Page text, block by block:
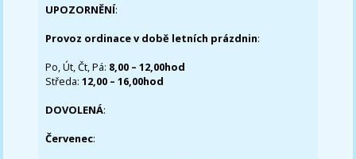
UPOZORNĚNÍ:
Provoz ordinace v době letních prázdnin:
Po, Út, Čt, Pá: 8,00 – 12,00hod
Středa:12,00 – 16,00hod
DOVOLENÁ:
Červenec: